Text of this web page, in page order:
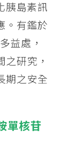
胰島素訊
。有鑑於
益處，
研究，
期之安全
單核苷